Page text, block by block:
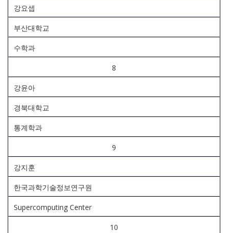
강요셉
부산대학교
수학과
8
강윤아
경북대학교
통계학과
9
강지훈
한국과학기술정보연구원
Supercomputing Center
10